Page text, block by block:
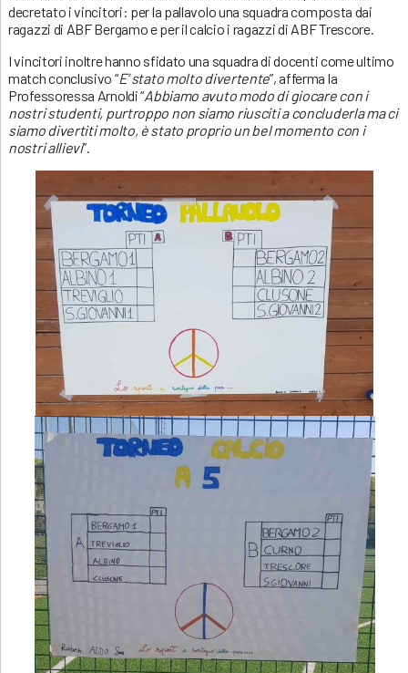
decretato i vincitori: per la pallavolo una squadra composta dai
ragazzi di ABF Bergamo e per il calcio i ragazzi di ABF Trescore.
I vincitori inoltre hanno sfidato una squadra di docenti come ultimo
match conclusivo “E’ stato molto divertente”, afferma la
Professoressa Arnoldi “Abbiamo avuto modo di giocare con i
nostri studenti, purtroppo non siamo riusciti a concluderla ma ci
siamo divertiti molto, è stato proprio un bel momento con i
nostri allievi”.